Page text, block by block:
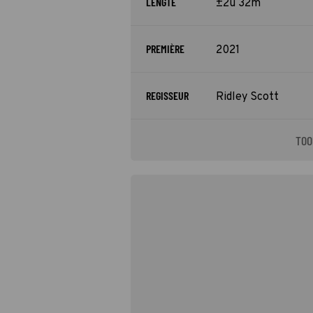
±2u 32m
PREMIÈRE 2021
REGISSEUR Ridley Scott